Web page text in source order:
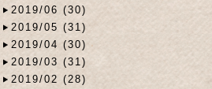
2019/06 (30)
2019/05 (31)
2019/04 (30)
2019/03 (31)
2019/02 (28)